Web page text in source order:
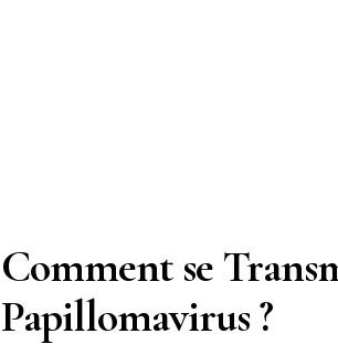
Comment se
Papillomavirus ?